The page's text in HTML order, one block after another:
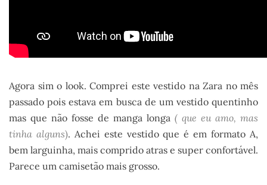
Agora sim o look. Comprei este vestido na Zara no mês
passado pois estava em busca de um vestido quentinho
mas que não fosse de manga longa ( que eu amo, mas
tinha alguns). Achei este vestido que é em formato A,
bem larguinha, mais comprido atras e super confortável.
Parece um camisetão mais grosso.